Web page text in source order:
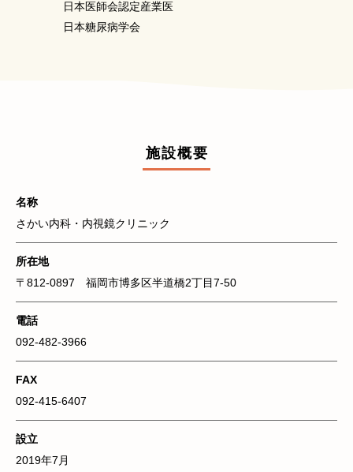
日本医師会認定産業医
日本糖尿病学会
施設概要
名称
さかい内科・内視鏡クリニック
所在地
〒812-0897 福岡市博多区半道橋2丁目7-50
電話
092-482-3966
FAX
092-415-6407
設立
2019年7月